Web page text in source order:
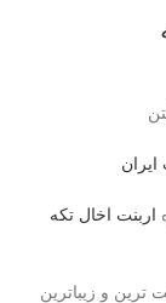
اربنت اخال تکه
با قد 160 یکی از درشت ترین و زیباترین